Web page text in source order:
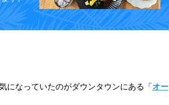
になっていたのがダウンタウンにある「オー